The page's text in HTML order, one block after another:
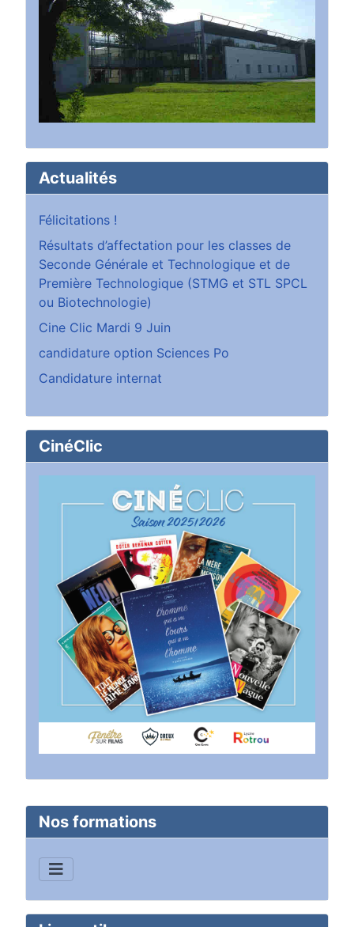
Nos formations
Actualités
Félicitations !
Résultats d’affectation pour les classes de
Seconde Générale et Technologique et de
Première Technologique (STMG et STL SPCL
ou Biotechnologie)
Cine Clic Mardi 9 Juin
candidature option Sciences Po
Candidature internat
CinéClic